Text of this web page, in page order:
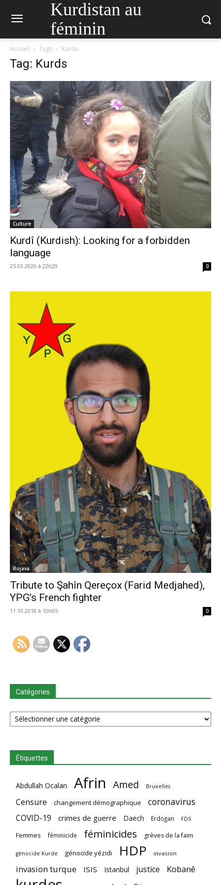
Kurdistan au
féminin
Accueil Tags Kurds
Tag: Kurds
Culture
Kurdî (Kurdish): Looking for a forbidden
language
25.03.2020 à 22h29 0
Rojava
Tribute to Şahîn Qereçox (Farid Medjahed),
YPG’s French fighter
11.10.2018 à 10h05 0
Catégories
Catégories
Étiquettes
Abdullah Ocalan Afrin Amed Bruxelles
Censure changement démographique coronavirus
COVID-19 crimes de guerre Daech Erdogan FDS
Femmes féminicide féminicides grèves de la faim
génocide Kurde génocide yézidi HDP invasion
invasion turque ISIS Istanbul justice Kobanê